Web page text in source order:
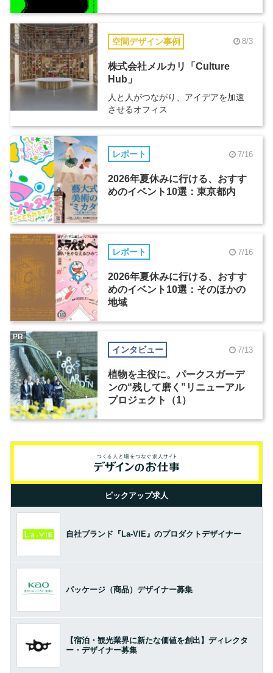
空間デザイン事例 8/3
株式会社メルカリ「Culture
Hub」
人と人がつながり、アイデアを加速
させるオフィス
レポート 7/16
2026年夏休みに行ける、おすす
めのイベント10選：東京都内
レポート 7/16
2026年夏休みに行ける、おすす
めのイベント10選：そのほかの
地域
インタビュー 7/13
植物を主役に。パークスガーデ
ンの“残して磨く”リニューアル
プロジェクト（1）
PR
ピックアップ求人
自社ブランド『La-VIE』のプロダクトデザイナー
パッケージ（商品）デザイナー募集
【宿泊・観光業界に新たな価値を創出】ディレクタ
ー・デザイナー募集